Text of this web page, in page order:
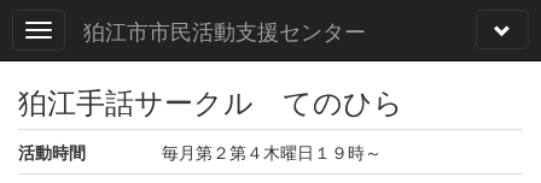
狛江市市民活動支援センター
狛江手話サークル てのひら
活動時間
毎月第２第４木曜日１９時～